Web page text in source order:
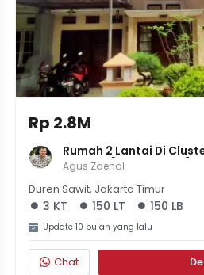
Rp 2.8M
Rumah 2 Lantai Di
Cakung [LT 150 LB 150] |
Komplek Elit | 2.8M
Agus Zaenal
Duren Sawit, Jakarta Timur
3 KT 150 LT 150 LB
Update 10 bulan yang lalu
Chat